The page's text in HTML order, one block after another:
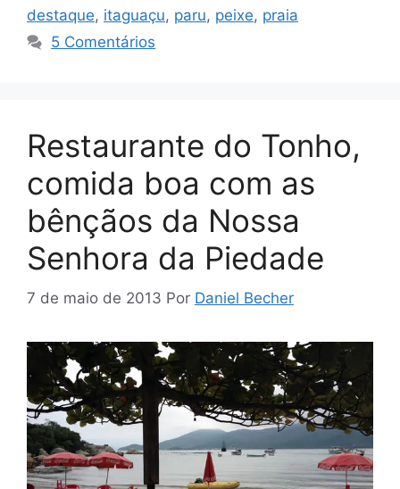
destaque, itaguaçu, paru, peixe, praia
5 Comentários
Restaurante do Tonho,
comida boa com as
bênçãos da Nossa
Senhora da Piedade
7 de maio de 2013 Por Daniel Becher